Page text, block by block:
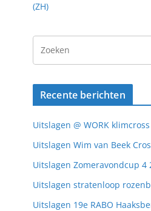
(ZH)
Recente berichten
Uitslagen @ WORK
Uitslagen Wim van Beek
Uitslagen Zomeravondcup 4
Uitslagen stratenloop
Uitslagen 19e RABO